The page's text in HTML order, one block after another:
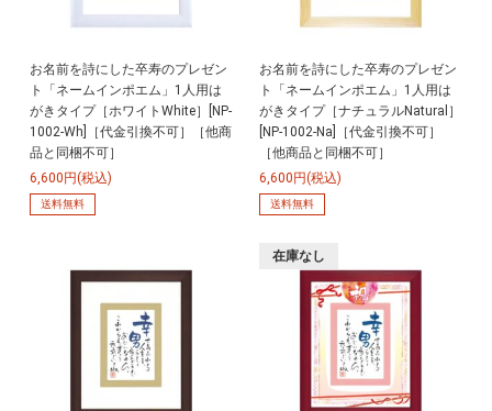
お名前を詩にした卒寿のプレゼン
ト「ネームインポエム」1人用は
がきタイプ［ホワイトWhite］[NP-
1002-Wh]［代金引換不可］［他商
品と同梱不可］
6,600円(税込)
送料無料
お名前を詩にした卒寿のプレゼン
ト「ネームインポエム」1人用は
がきタイプ［ナチュラルNatural］
[NP-1002-Na]［代金引換不可］
［他商品と同梱不可］
6,600円(税込)
送料無料
在庫なし